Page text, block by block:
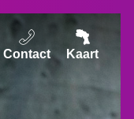
Contact Kaart